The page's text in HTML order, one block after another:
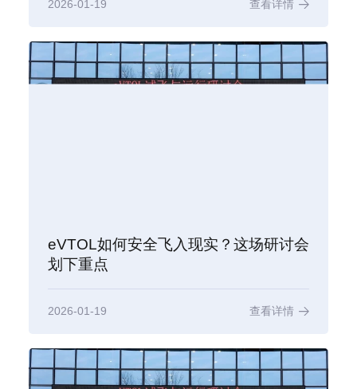
2026-01-19 查看详情
eVTOL如何安全飞入现实？这场研讨会
划下重点
2026-01-19 查看详情